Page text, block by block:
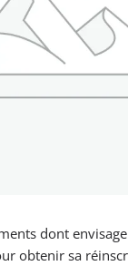
dont
obtenir sa